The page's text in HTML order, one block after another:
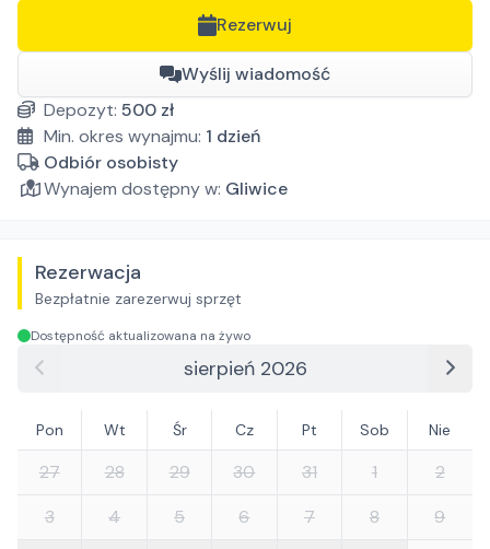
Rezerwuj
Wyślij wiadomość
Depozyt: 500 zł
Min. okres wynajmu: 1 dzień
Odbiór osobisty
Wynajem dostępny w: Gliwice
Rezerwacja
Bezpłatnie zarezerwuj sprzęt
Dostępność aktualizowana na żywo
sierpień 2026
Pon Wt Śr Cz Pt Sob Nie
27 28 29 30 31 1
2
3
4 5 6 7 8
9